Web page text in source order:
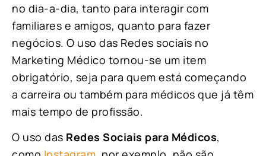
no dia-a-dia, tanto para interagir com
familiares e amigos, quanto para fazer
negócios. O uso das Redes sociais no
Marketing Médico tornou-se um item
obrigatório, seja para quem está começando
a carreira ou também para médicos que já têm
mais tempo de profissão.
O uso das Redes Sociais para Médicos,